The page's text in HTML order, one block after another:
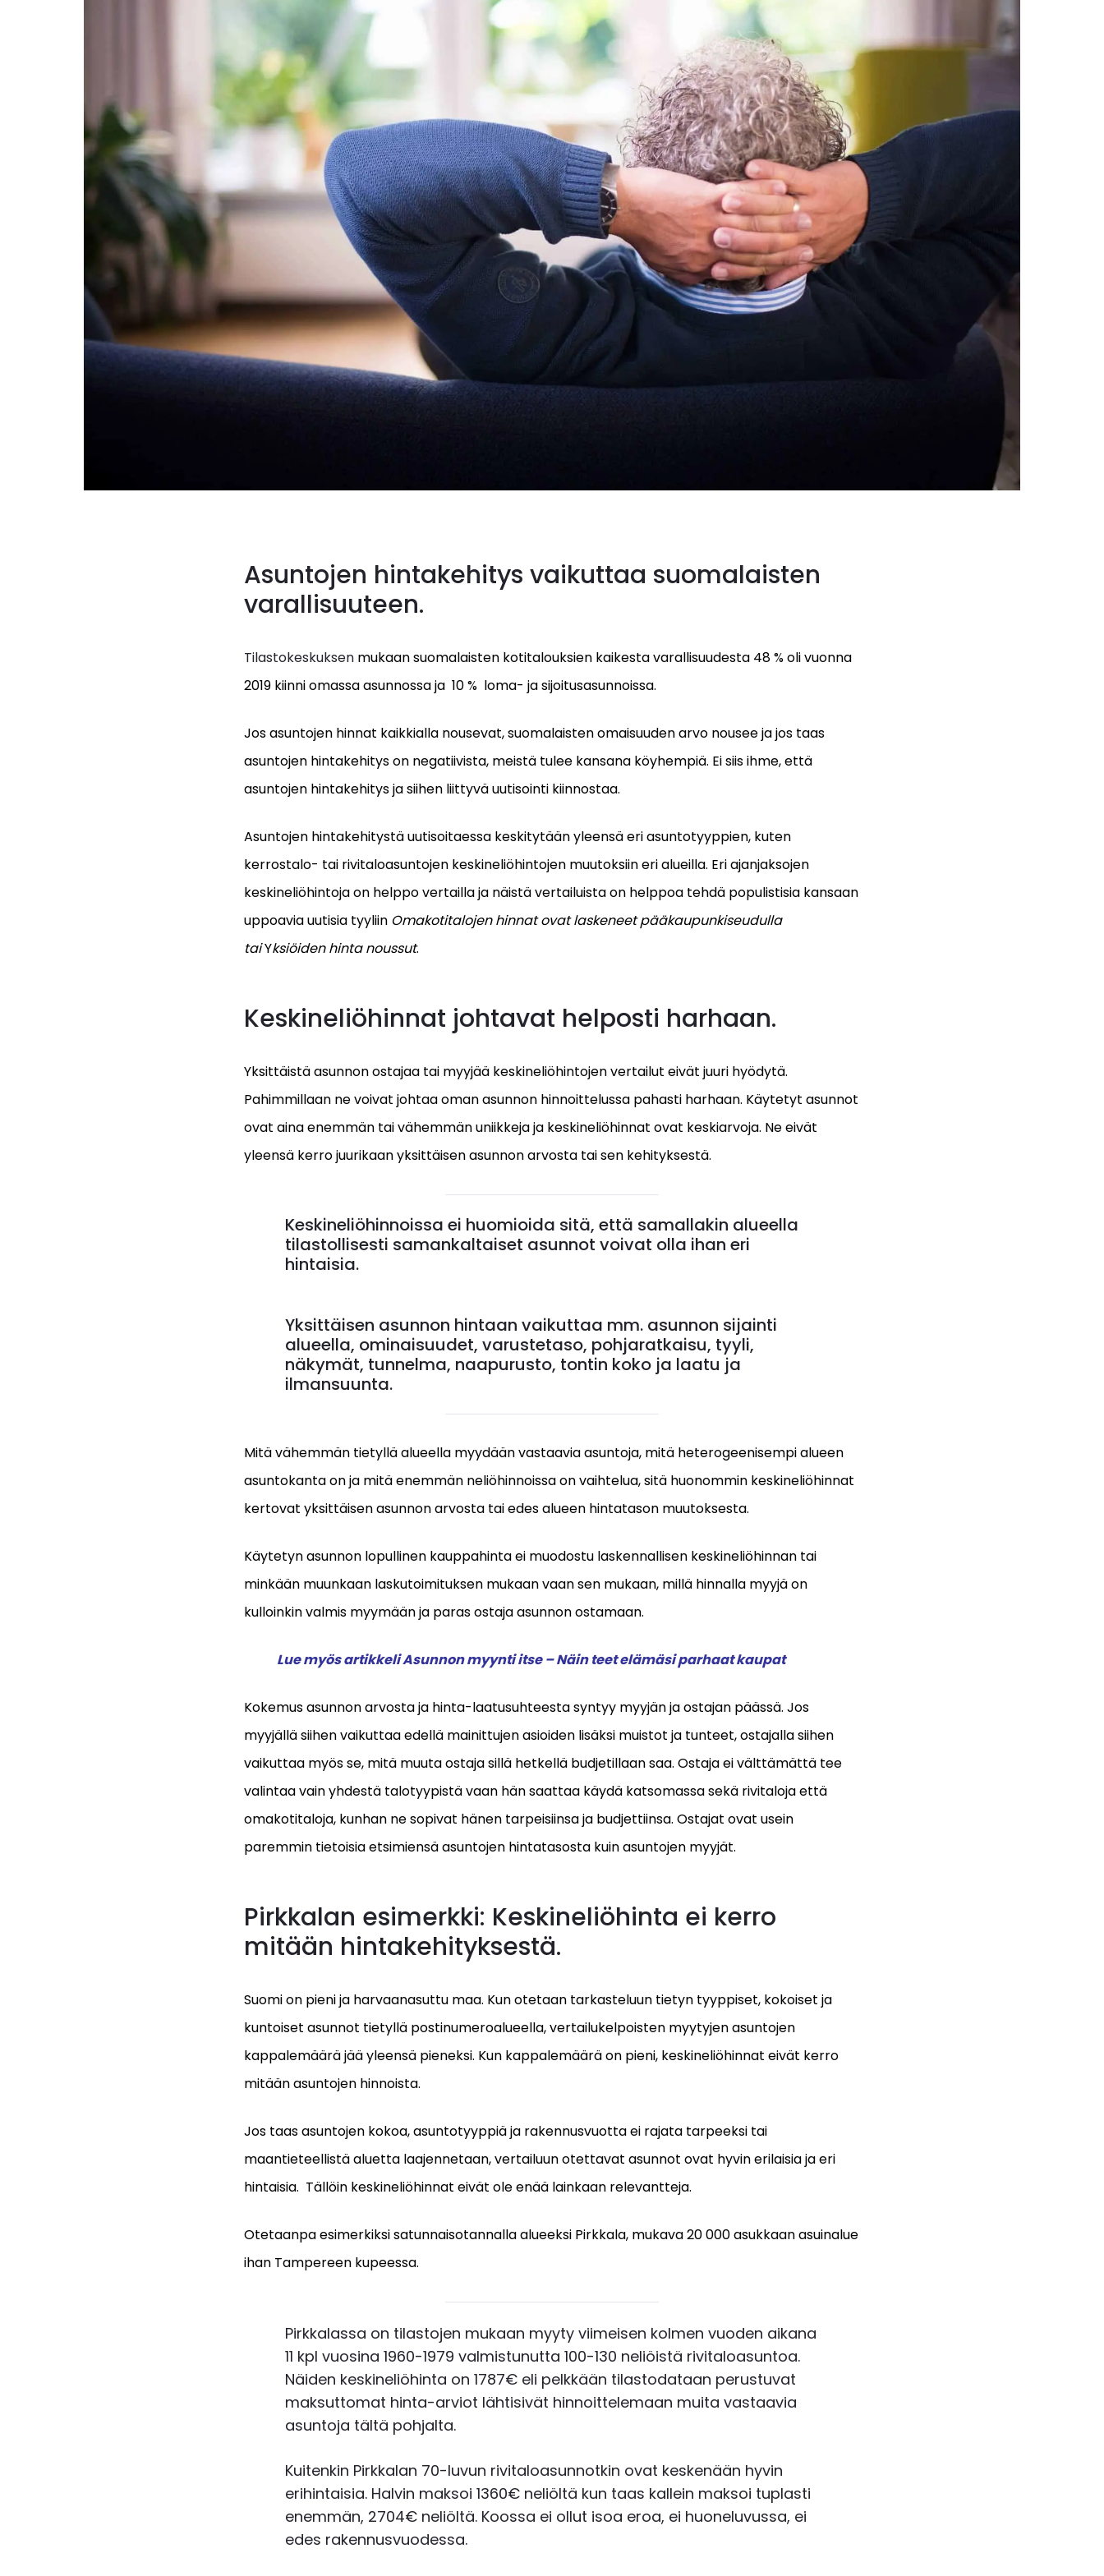
Asuntojen hintakehitys vaikuttaa suomalaisten
varallisuuteen.
Tilastokeskuksen mukaan suomalaisten kotitalouksien kaikesta varallisuudesta 48 % oli vuonna
2019 kiinni omassa asunnossa ja 10 % loma- ja sijoitusasunnoissa.
Jos asuntojen hinnat kaikkialla nousevat, suomalaisten omaisuuden arvo nousee ja jos taas
asuntojen hintakehitys on negatiivista, meistä tulee kansana köyhempiä. Ei siis ihme, että
asuntojen hintakehitys ja siihen liittyvä uutisointi kiinnostaa.
Asuntojen hintakehitystä uutisoitaessa keskitytään yleensä eri asuntotyyppien, kuten
kerrostalo- tai rivitaloasuntojen keskineliöhintojen muutoksiin eri alueilla. Eri ajanjaksojen
keskineliöhintoja on helppo vertailla ja näistä vertailuista on helppoa tehdä populistisia kansaan
uppoavia uutisia tyyliin Omakotitalojen hinnat ovat laskeneet pääkaupunkiseudulla
taiYksiöiden hinta noussut.
Keskineliöhinnat johtavat helposti harhaan.
Yksittäistä asunnon ostajaa tai myyjää keskineliöhintojen vertailut eivät juuri hyödytä.
Pahimmillaan ne voivat johtaa oman asunnon hinnoittelussa pahasti harhaan. Käytetyt asunnot
ovat aina enemmän tai vähemmän uniikkeja ja keskineliöhinnat ovat keskiarvoja. Ne eivät
yleensä kerro juurikaan yksittäisen asunnon arvosta tai sen kehityksestä.
Keskineliöhinnoissa ei huomioida sitä, että samallakin alueella
tilastollisesti samankaltaiset asunnot voivat olla ihan eri
hintaisia.
Yksittäisen asunnon hintaan vaikuttaa mm. asunnon sijainti
alueella, ominaisuudet, varustetaso, pohjaratkaisu, tyyli,
näkymät, tunnelma, naapurusto, tontin koko ja laatu ja
ilmansuunta.
Mitä vähemmän tietyllä alueella myydään vastaavia asuntoja, mitä heterogeenisempi alueen
asuntokanta on ja mitä enemmän neliöhinnoissa on vaihtelua, sitä huonommin keskineliöhinnat
kertovat yksittäisen asunnon arvosta tai edes alueen hintatason muutoksesta.
Käytetyn asunnon lopullinen kauppahinta ei muodostu laskennallisen keskineliöhinnan tai
minkään muunkaan laskutoimituksen mukaan vaan sen mukaan, millä hinnalla myyjä on
kulloinkin valmis myymään ja paras ostaja asunnon ostamaan.
Lue myös artikkeli Asunnon myynti itse – Näin teet elämäsi parhaat kaupat
Kokemus asunnon arvosta ja hinta-laatusuhteesta syntyy myyjän ja ostajan päässä. Jos
myyjällä siihen vaikuttaa edellä mainittujen asioiden lisäksi muistot ja tunteet, ostajalla siihen
vaikuttaa myös se, mitä muuta ostaja sillä hetkellä budjetillaan saa. Ostaja ei välttämättä tee
valintaa vain yhdestä talotyypistä vaan hän saattaa käydä katsomassa sekä rivitaloja että
omakotitaloja, kunhan ne sopivat hänen tarpeisiinsa ja budjettiinsa. Ostajat ovat usein
paremmin tietoisia etsimiensä asuntojen hintatasosta kuin asuntojen myyjät.
Pirkkalan esimerkki: Keskineliöhinta ei kerro
mitään hintakehityksestä.
Suomi on pieni ja harvaanasuttu maa. Kun otetaan tarkasteluun tietyn tyyppiset, kokoiset ja
kuntoiset asunnot tietyllä postinumeroalueella, vertailukelpoisten myytyjen asuntojen
kappalemäärä jää yleensä pieneksi. Kun kappalemäärä on pieni, keskineliöhinnat eivät kerro
mitään asuntojen hinnoista.
Jos taas asuntojen kokoa, asuntotyyppiä ja rakennusvuotta ei rajata tarpeeksi tai
maantieteellistä aluetta laajennetaan, vertailuun otettavat asunnot ovat hyvin erilaisia ja eri
hintaisia. Tällöin keskineliöhinnat eivät ole enää lainkaan relevantteja.
Otetaanpa esimerkiksi satunnaisotannalla alueeksi Pirkkala, mukava 20 000 asukkaan asuinalue
ihan Tampereen kupeessa.
Pirkkalassa on tilastojen mukaan myyty viimeisen kolmen vuoden aikana
11 kpl vuosina 1960-1979 valmistunutta 100-130 neliöistä rivitaloasuntoa.
Näiden keskineliöhinta on 1787€ eli pelkkään tilastodataan perustuvat
maksuttomat hinta-arviot lähtisivät hinnoittelemaan muita vastaavia
asuntoja tältä pohjalta.
Kuitenkin Pirkkalan 70-luvun rivitaloasunnotkin ovat keskenään hyvin
erihintaisia. Halvin maksoi 1360€ neliöltä kun taas kallein maksoi tuplasti
enemmän, 2704€ neliöltä. Koossa ei ollut isoa eroa, ei huoneluvussa, ei
edes rakennusvuodessa.